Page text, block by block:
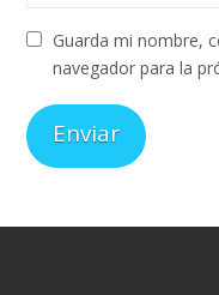
Guarda mi nombre,
navegador para la